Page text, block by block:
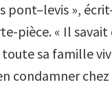
pont–levis »,
pièce. « Il
sa famille
condamner